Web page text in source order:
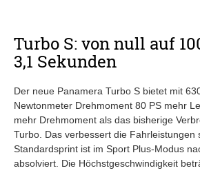
Turbo S: von null auf
3,1 Sekunden
Der neue Panamera Turbo S bietet mit
Newtonmeter Drehmoment 80 PS mehr
mehr Drehmoment als das bisherige
Turbo. Das verbessert die Fahrleistungen
Standardsprint ist im Sport Plus-Modus
absolviert. Die Höchstgeschwindigkeit